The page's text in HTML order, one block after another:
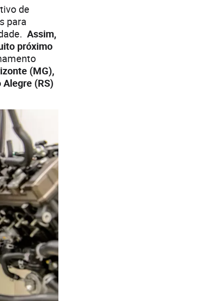
de
para
Assim,
próximo
(MG),
(RS)